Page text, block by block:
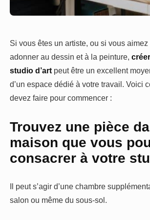
Si vous êtes un artiste, ou si vous
adonner au dessin et à la peinture,
studio d’art peut être un excellent
d’un espace dédié à votre travail. Voici
devez faire pour commencer :
Trouvez une pièce
maison que vous
consacrer à votre
Il peut s’agir d’une chambre
salon ou même du sous-sol.